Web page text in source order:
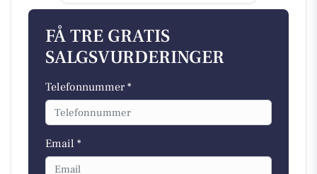
FÅ TRE GRATIS
SALGSVURDERINGER
Telefonnummer *
Email *